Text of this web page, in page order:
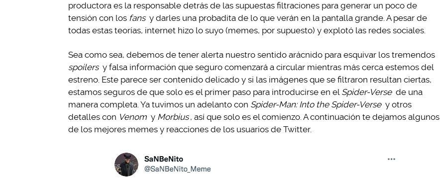
productora es la responsable detrás de las supuestas filtraciones para generar un poco de
tensión con los fans y darles una probadita de lo que verán en la pantalla grande. A pesar de
todas estas teorías, internet hizo lo suyo (memes, por supuesto) y explotó las redes sociales.
Sea como sea, debemos de tener alerta nuestro sentido arácnido para esquivar los tremendos
spoilers y falsa información que seguro comenzará a circular mientras más cerca estemos del
estreno. Este parece ser contenido delicado y si las imágenes que se filtraron resultan ciertas,
estamos seguros de que solo es el primer paso para introducirse en el Spider-Verse de una
manera completa. Ya tuvimos un adelanto con Spider-Man: Into the Spider-Verse y otros
detalles con Venom y Morbius , así que solo es el comienzo. A continuación te dejamos algunos
de los mejores memes y reacciones de los usuarios de Twitter.